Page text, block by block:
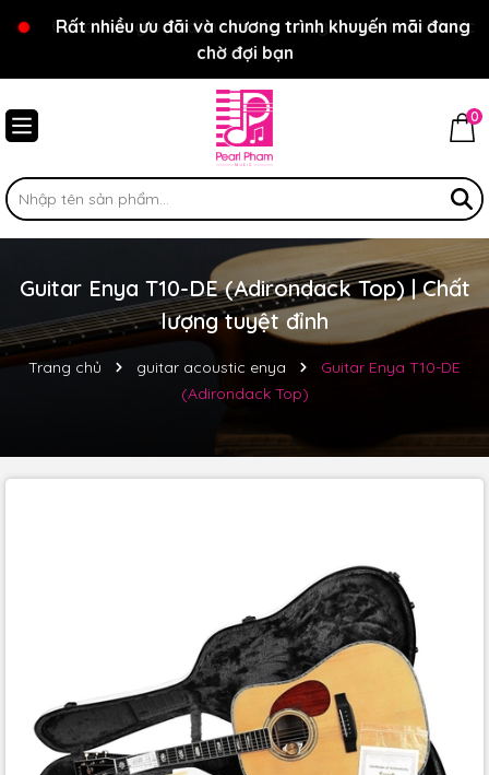
Chào mừng bạn đến với cửa hàng Pear Pham Music
Rất nhiều ưu đãi và chương trình khuyến mãi đang
chờ đợi bạn
0
Guitar Enya T10-DE (Adirondack Top) | Chất
lượng tuyệt đỉnh
Trang chủ guitar acoustic enya
Guitar Enya T10-DE
(Adirondack Top)